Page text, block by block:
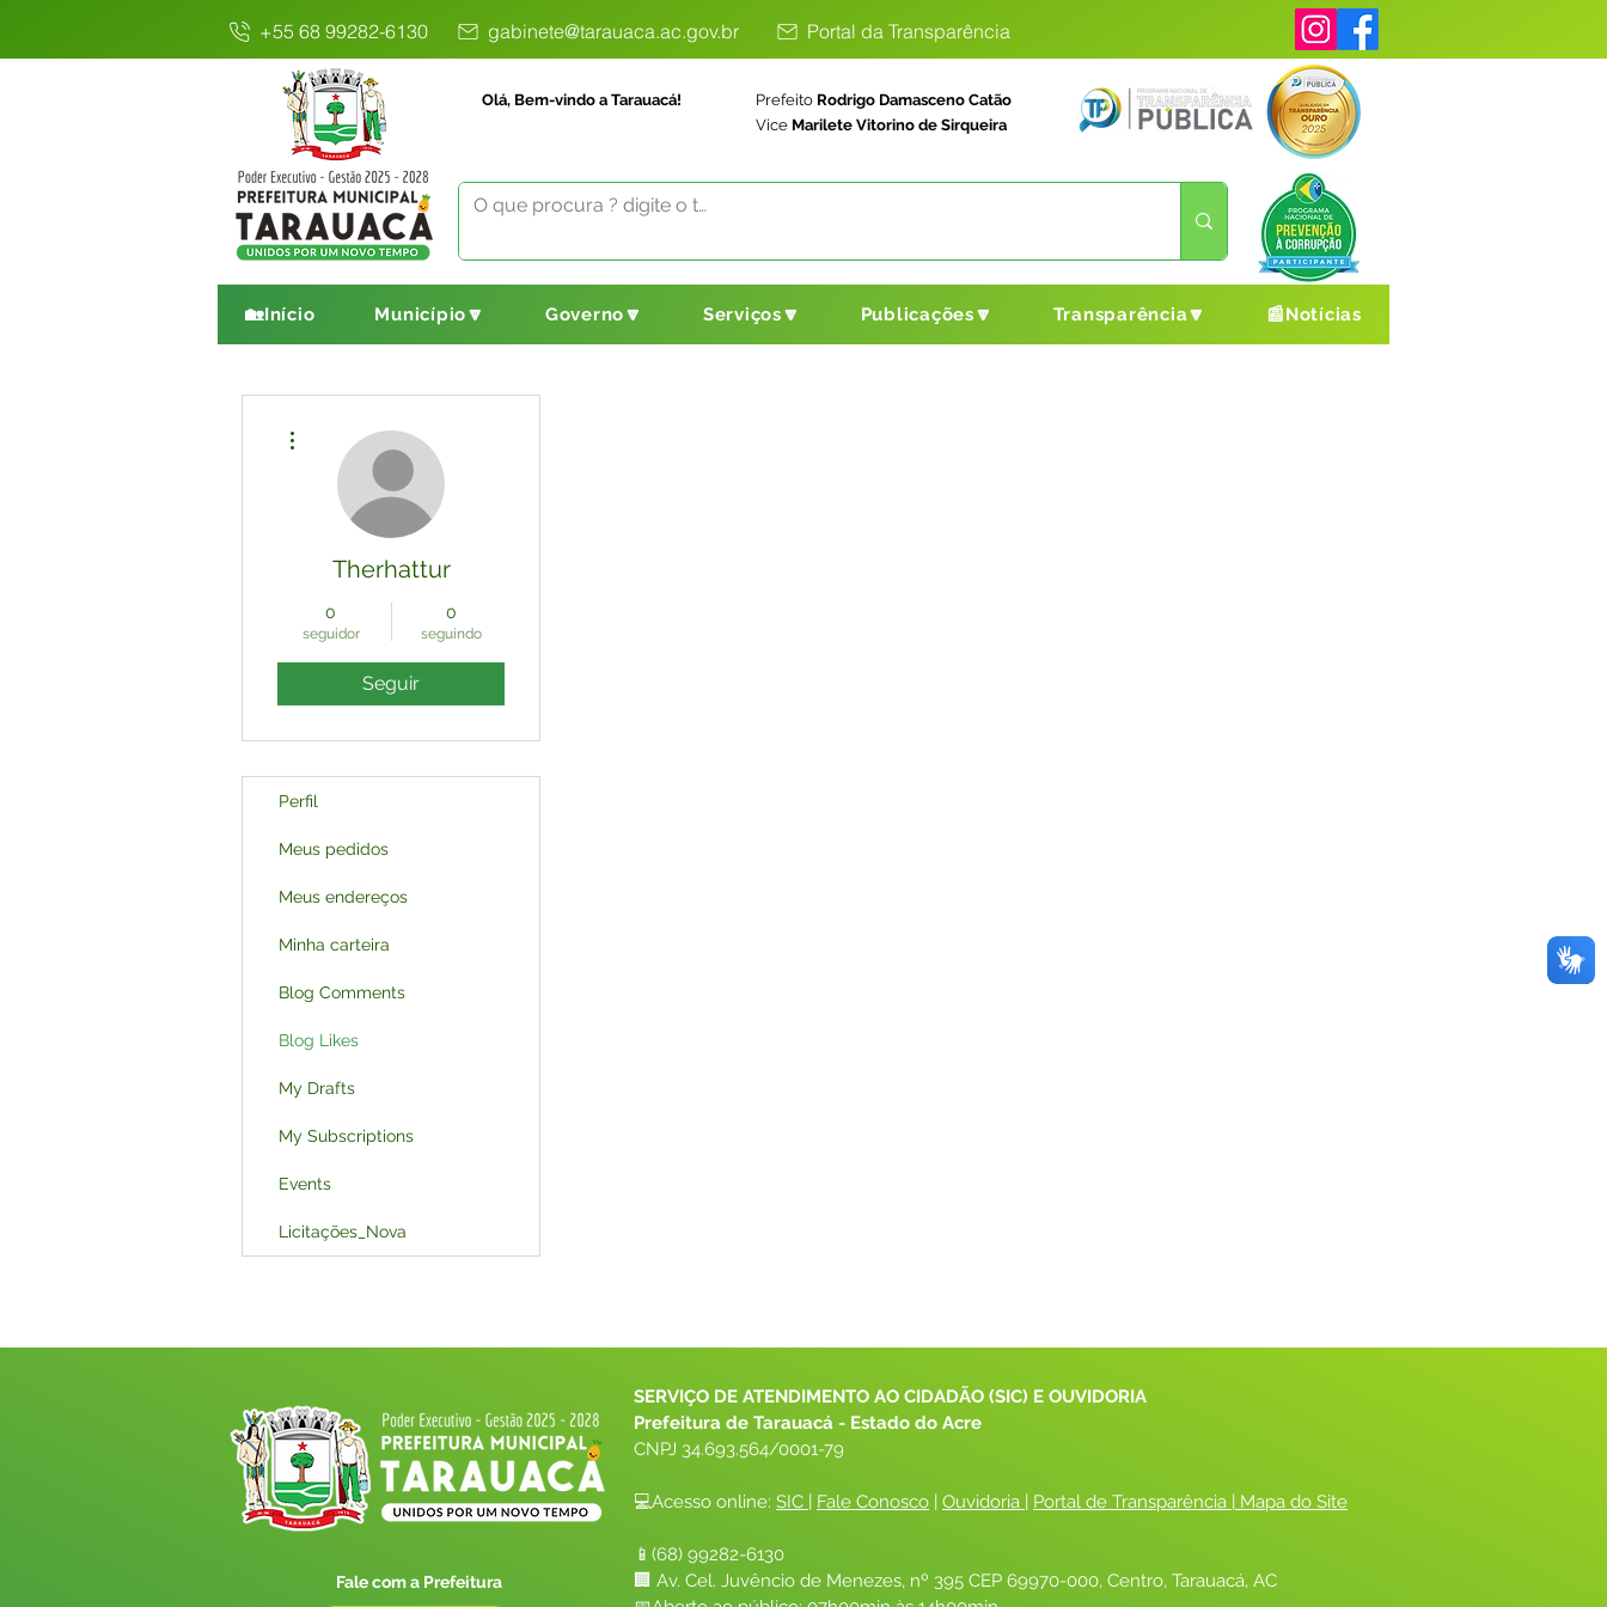
+55 68 99282-6130 gabinete@tarauaca.ac.gov.br Portal da Transparência
Olá, Bem-vindo a Tarauacá! Prefeito Rodrigo Damasceno Catão
Vice Marilete Vitorino de Sirqueira
🏡Início Município🔽 Governo🔽 Serviços🔽 Publicações🔽 Transparência🔽 📰Notícias
Therhattur
0
seguidor
0
seguindo
Seguir
Perfil
Meus pedidos
Meus endereços
Minha carteira
Blog Comments
Blog Likes
My Drafts
My Subscriptions
Events
Licitações_Nova
Fale com a Prefeitura
SERVIÇO DE ATENDIMENTO AO CIDADÃO (SIC) E OUVIDORIA
Prefeitura de Tarauacá - Estado do Acre
CNPJ 34.693.564/0001-79
💻Acesso online: SIC | Fale Conosco | Ouvidoria | Portal de Transparência | Mapa do Site
📱(68) 99282-6130
🏢 Av. Cel. Juvêncio de Menezes, nº 395 CEP 69970-000, Centro, Tarauacá, AC